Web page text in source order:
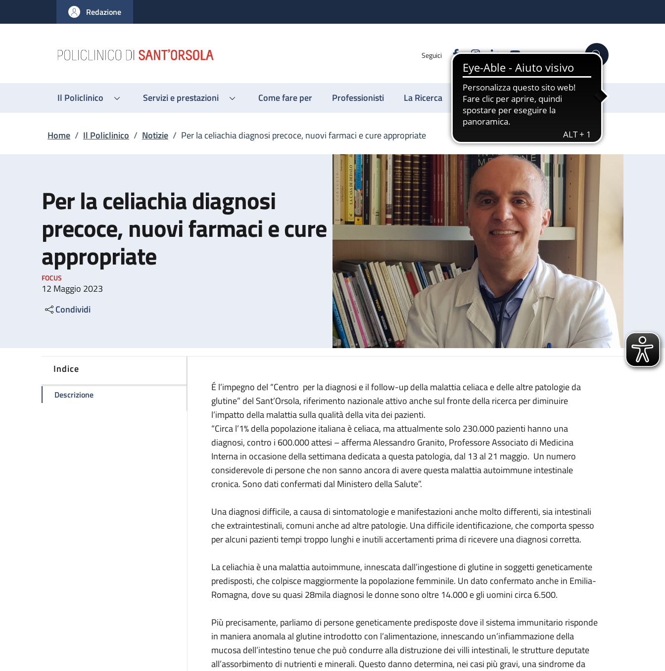
al contenuto principale
to footer content
Redazione
Seguici FacebookInstagram
LinkedinYouTube Cerca
Il Policlinico Servizi e prestazioni Come fare per Professionisti La Ricerca Sostienici
Briciole di pane
Home / Il Policlinico / Notizie / Per la celiachia diagnosi precoce, nuovi farmaci e cure appropriate
Per la celiachia diagnosi
precoce, nuovi farmaci e cure
appropriate
FOCUS
12 Maggio 2023
Condividi
Indice
Descrizionedella pagina Per la celiachia diagnosi precoce, nuovi farmaci e cure appropriate
É l’impegno del “Centro per la diagnosi e il follow-up della malattia celiaca e delle altre patologie da
glutine” del Sant’Orsola, riferimento nazionale attivo anche sul fronte della ricerca per diminuire
l’impatto della malattia sulla qualità della vita dei pazienti.
“Circa l’1% della popolazione italiana è celiaca, ma attualmente solo 230.000 pazienti hanno una
diagnosi, contro i 600.000 attesi – afferma Alessandro Granito, Professore Associato di Medicina
Interna in occasione della settimana dedicata a questa patologia, dal 13 al 21 maggio. Un numero
considerevole di persone che non sanno ancora di avere questa malattia autoimmune intestinale
cronica. Sono dati confermati dal Ministero della Salute”.
Una diagnosi difficile, a causa di sintomatologie e manifestazioni anche molto differenti, sia intestinali
che extraintestinali, comuni anche ad altre patologie. Una difficile identificazione, che comporta spesso
per alcuni pazienti tempi troppo lunghi e inutili accertamenti prima di ricevere una diagnosi corretta.
La celiachia è una malattia autoimmune, innescata dall’ingestione di glutine in soggetti geneticamente
predisposti, che colpisce maggiormente la popolazione femminile. Un dato confermato anche in Emilia-
Romagna, dove su quasi 28mila diagnosi le donne sono oltre 14.000 e gli uomini circa 6.500.
Più precisamente, parliamo di persone geneticamente predisposte dove il sistema immunitario risponde
in maniera anomala al glutine introdotto con l’alimentazione, innescando un’infiammazione della
mucosa dell’intestino tenue che può condurre alla distruzione dei villi intestinali, le strutture deputate
all’assorbimento di nutrienti e minerali. Questo danno determina, nei casi più gravi, una sindrome da